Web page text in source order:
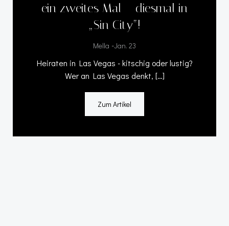
ein zweites Mal – diesmal in
„Sin City“!
Mella -Jan. 23
Heiraten in Las Vegas - kitschig oder lustig?
Wer an Las Vegas denkt, […]
Zum Artikel